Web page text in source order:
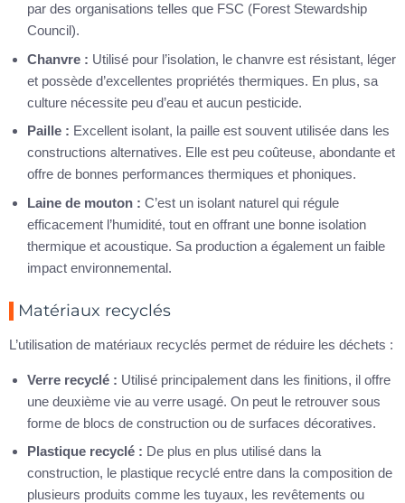
par des organisations telles que FSC (Forest Stewardship
Council).
Chanvre : Utilisé pour l’isolation, le chanvre est résistant, léger
et possède d’excellentes propriétés thermiques. En plus, sa
culture nécessite peu d’eau et aucun pesticide.
Paille : Excellent isolant, la paille est souvent utilisée dans les
constructions alternatives. Elle est peu coûteuse, abondante et
offre de bonnes performances thermiques et phoniques.
Laine de mouton : C’est un isolant naturel qui régule
efficacement l’humidité, tout en offrant une bonne isolation
thermique et acoustique. Sa production a également un faible
impact environnemental.
Matériaux recyclés
L’utilisation de matériaux recyclés permet de réduire les déchets :
Verre recyclé : Utilisé principalement dans les finitions, il offre
une deuxième vie au verre usagé. On peut le retrouver sous
forme de blocs de construction ou de surfaces décoratives.
Plastique recyclé : De plus en plus utilisé dans la
construction, le plastique recyclé entre dans la composition de
plusieurs produits comme les tuyaux, les revêtements ou